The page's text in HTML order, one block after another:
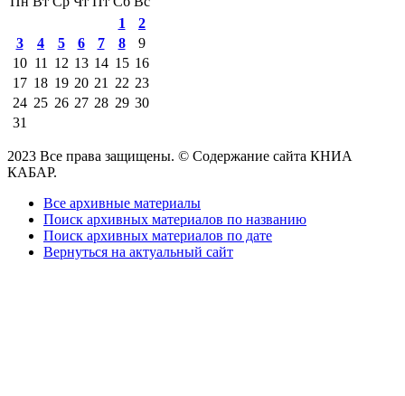
1
2
3
4 5 6 7 8
9
10 11 12 13 14 15 16
17 18 19 20 21 22 23
24 25 26 27 28 29 30
31
2023 Все права защищены. © Содержание сайта КНИА
КАБАР.
Все архивные материалы
Поиск архивных материалов по названию
Поиск архивных материалов по дате
Вернуться на актуальный сайт